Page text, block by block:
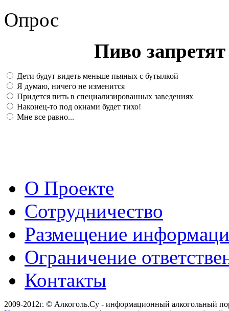
Опрос
Пиво
Дети будут видеть меньше пьяных с бутылкой
Я думаю, ничего не изменится
Придется пить в специализированных заведениях
Наконец-то под окнами будет тихо!
Мне все равно...
О Проекте
Сотрудничество
Размещение
Ограничение
Контакты
2009-2012г. © Алкоголь.Су - информационный алкогольный